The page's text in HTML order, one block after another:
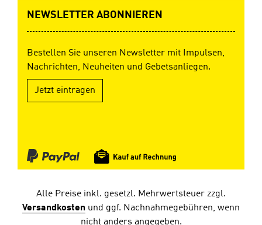
NEWSLETTER ABONNIEREN
Bestellen Sie unseren Newsletter mit Impulsen,
Nachrichten, Neuheiten und Gebetsanliegen.
Jetzt eintragen
Alle Preise inkl. gesetzl. Mehrwertsteuer zzgl.
Versandkosten und ggf. Nachnahmegebühren, wenn
nicht anders angegeben.